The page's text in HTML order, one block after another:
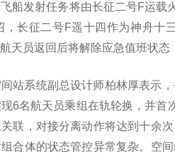
船发射任务将由长征二号F运载
长征二号F遥十四作为神舟十
天员返回后将解除应急值班状态
站系统副总设计师柏林厚表示
6名航天员乘组在轨轮换，并首
联，对接分离动作将达到十余
合体的状态管控异常复杂。空